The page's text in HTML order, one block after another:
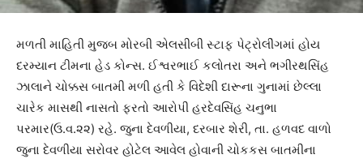
મળતી માહિતી મુજબ મોરબી એલસીબી સ્ટાફ પેટ્રોલીંગમાં હોય
દરમ્યાન ટીમના હેડ કોન્સ. ઈશ્વરભાઈ કલોતરા અને ભગીરથસિંહ
ઝાલાને ચોક્કસ બાતમી મળી હતી કે વિદેશી દારૂના ગુનામાં છેલ્લા
ચારેક માસથી નાસતો ફરતો આરોપી હરદેવસિંહ ચનુભા
પરમાર(ઉ.વ.૨૨) રહે. જુના દેવળીયા, દરબાર શેરી, તા. હળવદ વાળો
જુના દેવળીયા સરોવર હોટેલ આવેલ હોવાની ચોકકસ બાતમીના